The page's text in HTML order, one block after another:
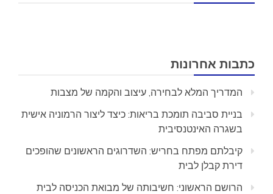
כתבות אחרונות
המדריך המלא לבחירה, עיצוב והקמה של מצבות
בניית סביבה תומכת בריאות: כיצד ליצור הרמוניה אישית
בשגרה האינטנסיבית
קיבלתם מפתח בחריש: השדרוגים הראשונים שהופכים
דירת קבלן לבית
הרושם הראשוני: חשיבותה של מבואת הכניסה לבית